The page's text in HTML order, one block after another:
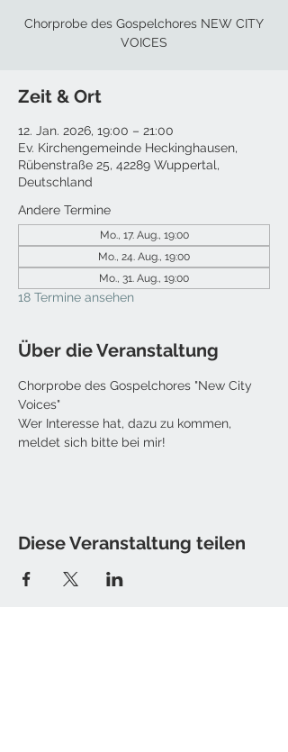
Chorprobe des Gospelchores NEW CITY
VOICES
Zeit & Ort
12. Jan. 2026, 19:00 – 21:00
Ev. Kirchengemeinde Heckinghausen,
Rübenstraße 25, 42289 Wuppertal,
Deutschland
Andere Termine
Mo., 17. Aug., 19:00
Mo., 24. Aug., 19:00
Mo., 31. Aug., 19:00
18 Termine ansehen
Über die Veranstaltung
Chorprobe des Gospelchores "New City
Voices"
Wer Interesse hat, dazu zu kommen,
meldet sich bitte bei mir!
Diese Veranstaltung teilen